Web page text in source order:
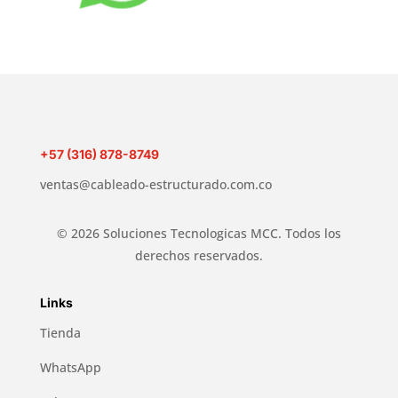
+57 (316) 878-8749
ventas@cableado-estructurado.com.co
© 2026 Soluciones Tecnologicas MCC. Todos los
derechos reservados.
Links
Tienda
WhatsApp